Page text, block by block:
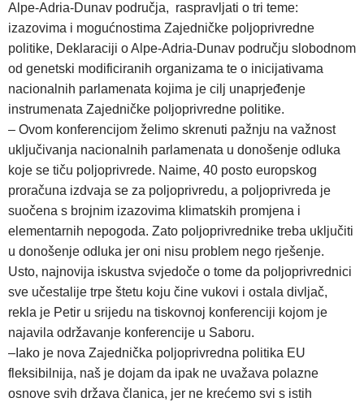
Alpe-Adria-Dunav područja, raspravljati o tri teme:
izazovima i mogućnostima Zajedničke poljoprivredne
politike, Deklaraciji o Alpe-Adria-Dunav području slobodnom
od genetski modificiranih organizama te o inicijativama
nacionalnih parlamenata kojima je cilj unaprjeđenje
instrumenata Zajedničke poljoprivredne politike.
– Ovom konferencijom želimo skrenuti pažnju na važnost
uključivanja nacionalnih parlamenata u donošenje odluka
koje se tiču poljoprivrede. Naime, 40 posto europskog
proračuna izdvaja se za poljoprivredu, a poljoprivreda je
suočena s brojnim izazovima klimatskih promjena i
elementarnih nepogoda. Zato poljoprivrednike treba uključiti
u donošenje odluka jer oni nisu problem nego rješenje.
Usto, najnovija iskustva svjedoče o tome da poljoprivrednici
sve učestalije trpe štetu koju čine vukovi i ostala divljač,
rekla je Petir u srijedu na tiskovnoj konferenciji kojom je
najavila održavanje konferencije u Saboru.
–Iako je nova Zajednička poljoprivredna politika EU
fleksibilnija, naš je dojam da ipak ne uvažava polazne
osnove svih država članica, jer ne krećemo svi s istih